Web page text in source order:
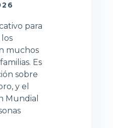
para
muchos
Es
sobre
y el
Mundial